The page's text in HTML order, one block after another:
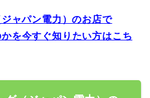
ャパン電力）のお店で
を今すぐ知りたい方はこち